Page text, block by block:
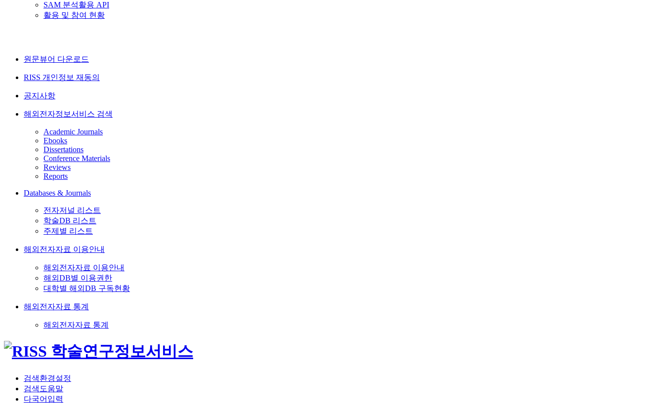
SAM 분석활용 API
활용 및 참여 현황
원문뷰어 다운로드
RISS 개인정보 재동의
공지사항
해외전자정보서비스 검색
Academic Journals
Ebooks
Dissertations
Conference Materials
Reviews
Reports
Databases & Journals
전자저널 리스트
학술DB 리스트
주제별 리스트
해외전자자료 이용안내
해외전자자료 이용안내
해외DB별 이용권한
대학별 해외DB 구독현황
해외전자자료 통계
해외전자자료 통계
검색환경설정
검색도움말
다국어입력